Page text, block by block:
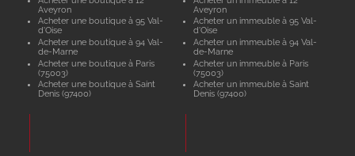
Aveyron
Acheter une boutique à 95 Val-
d'Oise
Acheter une boutique à 94 Val-
de-Marne
Acheter une boutique à Paris
(75003)
Acheter une boutique à Saint
Denis (97400)
Aveyron
Acheter un immeuble à 95 Val-
d'Oise
Acheter un immeuble à 94 Val-
de-Marne
Acheter un immeuble à Paris
(75003)
Acheter un immeuble à Saint
Denis (97400)